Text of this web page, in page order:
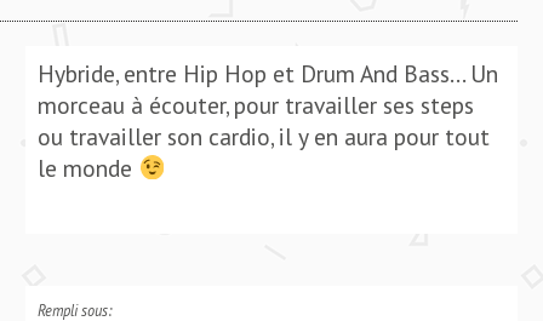
Hybride, entre Hip Hop et Drum And Bass… Un
morceau à écouter, pour travailler ses steps
ou travailler son cardio, il y en aura pour tout
le monde
Rempli sous: